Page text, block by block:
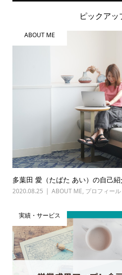
ピックアッ
ABOUT ME
多葉田 愛（たばた あい）の自己
2020.08.25 ABOUT ME, プロフィール
実績・サービス